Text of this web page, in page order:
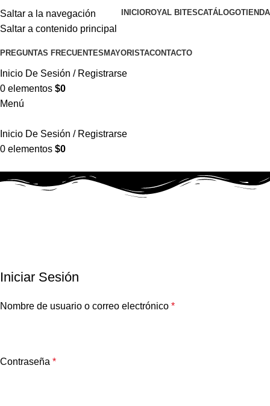
Saltar a la navegación
Saltar a contenido principal
INICIOROYAL BITESCATÁLOGOTIENDA
PREGUNTAS FRECUENTES MAYORISTACONTACTO
Inicio De Sesión / Registrarse
0 elementos $0
Menú
Inicio De Sesión / Registrarse
0 elementos $0
Iniciar Sesión
Nombre de usuario o correo electrónico *
Contraseña *